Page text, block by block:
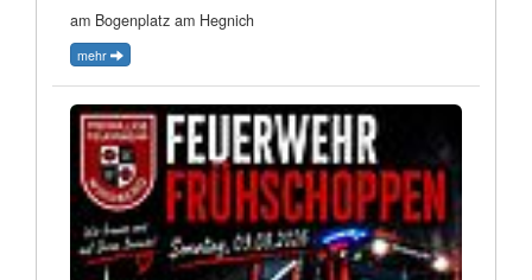
am Bogenplatz am Hegnich
mehr